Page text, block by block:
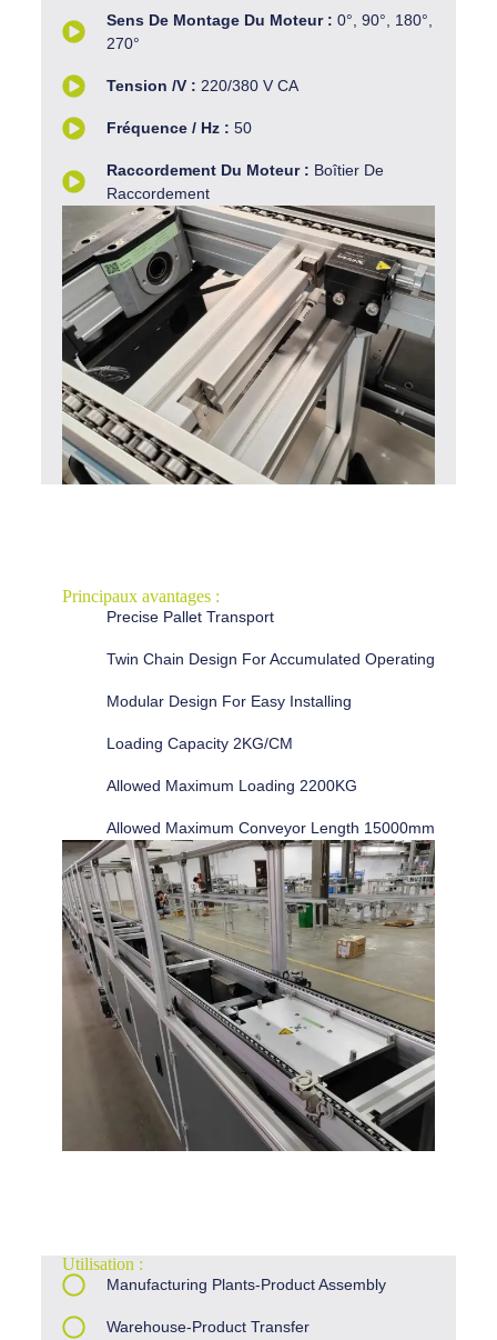
Sens De Montage Du Moteur : 0°, 90°, 180°,
270°
Tension /V : 220/380 V CA
Fréquence / Hz : 50
Raccordement Du Moteur : Boîtier De
Raccordement
Principaux avantages :
Precise Pallet Transport
Twin Chain Design For Accumulated Operating
Modular Design For Easy Installing
Loading Capacity 2KG/CM
Allowed Maximum Loading 2200KG
Allowed Maximum Conveyor Length 15000mm
Utilisation :
Manufacturing Plants-Product Assembly
Warehouse-Product Transfer